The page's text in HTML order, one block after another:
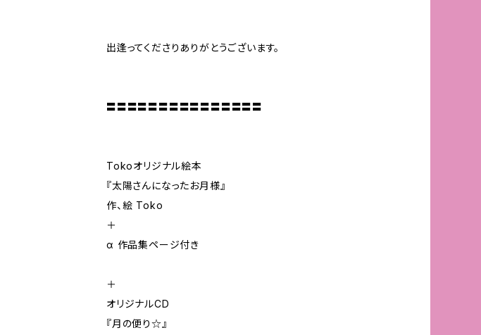
出逢ってくださりありがとうございます。
〓〓〓〓〓〓〓〓〓〓〓〓〓〓〓
Tokoオリジナル絵本
『太陽さんになったお月様』
作、絵 Toko
＋
α 作品集ページ付き
＋
オリジナルCD
『月の便り☆』